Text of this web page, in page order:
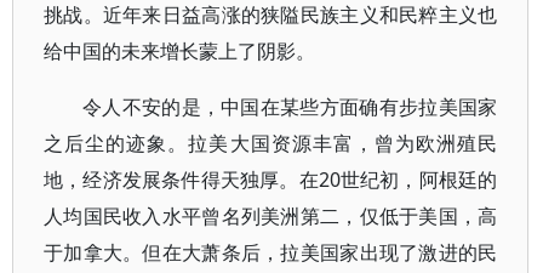
挑战。近年来日益高涨的狭隘民族主义和民粹主义也
给中国的未来增长蒙上了阴影。
令人不安的是，中国在某些方面确有步拉美国家
之后尘的迹象。拉美大国资源丰富，曾为欧洲殖民
地，经济发展条件得天独厚。在20世纪初，阿根廷的
人均国民收入水平曾名列美洲第二，仅低于美国，高
于加拿大。但在大萧条后，拉美国家出现了激进的民